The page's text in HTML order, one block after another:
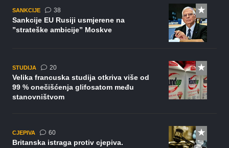
SANKCIJE 38komentara
Sankcije EU Rusiji usmjerene na
”strateške ambicije” Moskve
STUDIJA 20komentara
Velika francuska studija otkriva više od
99 % onečišćenja glifosatom među
stanovništvom
CJEPIVA 60komentara
Britanska istraga protiv cjepiva.